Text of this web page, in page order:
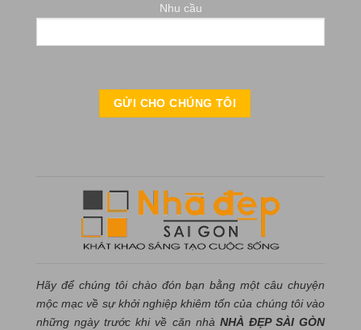
Nhu cầu
Hãy để chúng tôi chào đón bạn bằng một câu chuyện
mộc mạc về sự khởi nghiệp khiêm tốn của chúng tôi vào
những ngày trước khi về căn nhà NHÀ ĐẸP SÀI GÒN